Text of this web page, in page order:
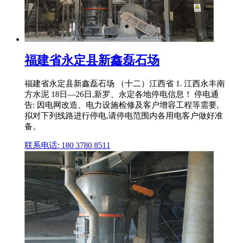
福建省永定县新鑫磊石场
福建省永定县新鑫磊石场 （十二）江西省 1. 江西永丰南
方水泥 18日—26日,新罗、永定各地停电信息！ 停电通
告: 因电网改造、电力设施检修及客户增容工程等需要,
拟对下列线路进行停电,请停电范围内各用电客户做好准
备。
联系电话: 180 3780 8511